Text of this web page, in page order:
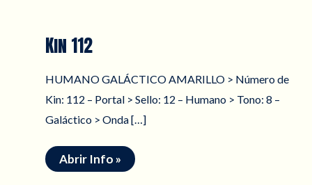
Kin 112
HUMANO GALÁCTICO AMARILLO > Número de
Kin: 112 – Portal > Sello: 12 – Humano > Tono: 8 –
Galáctico > Onda […]
Kin
112
Abrir Info »